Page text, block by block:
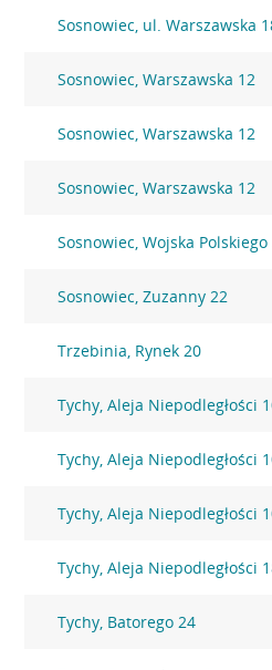
Sosnowiec, ul. Warszawska
Sosnowiec, Warszawska 12
Sosnowiec, Warszawska 12
Sosnowiec, Warszawska 12
Sosnowiec, Wojska Polskiego
Sosnowiec, Zuzanny 22
Trzebinia, Rynek 20
Tychy, Aleja Niepodległości
Tychy, Aleja Niepodległości
Tychy, Aleja Niepodległości
Tychy, Aleja Niepodległości
Tychy, Batorego 24